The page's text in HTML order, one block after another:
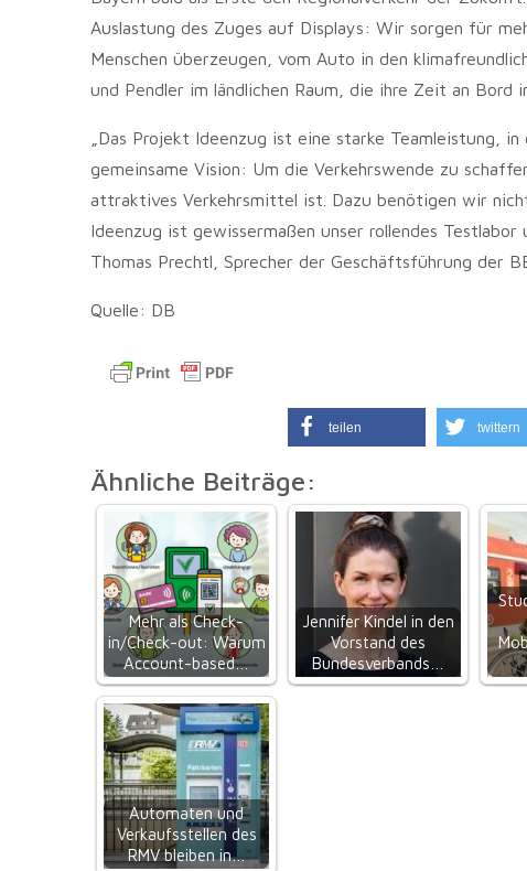
Auslastung des Zuges auf Displays: Wir sorgen für
Menschen überzeugen, vom Auto in den
und Pendler im ländlichen Raum, die ihre Zeit an Bord
„Das Projekt Ideenzug ist eine starke Teamleistung,
gemeinsame Vision: Um die Verkehrswende zu
attraktives Verkehrsmittel ist. Dazu benötigen wir
Ideenzug ist gewissermaßen unser rollendes
Thomas Prechtl, Sprecher der Geschäftsführung der
Quelle: DB
teilen twittern
Ähnliche Beiträge:
Mehr als Check-
in/Check-out: Warum
Account-based…
Jennifer Kindel in den
Vorstand des
Bundesverbands…
Automaten und
Verkaufsstellen des
RMV bleiben in…